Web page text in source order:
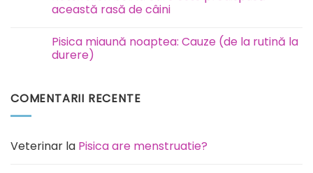
Eutanasiere
și
București
Ilfov
această rasă de câini
la
Rottweiler:
boli
predispusă
Pisica miaună noaptea: Cauze (de la rutină la
durere)
Pisica
la
rutină
COMENTARII RECENTE
Veterinar la Pisica are menstruatie?